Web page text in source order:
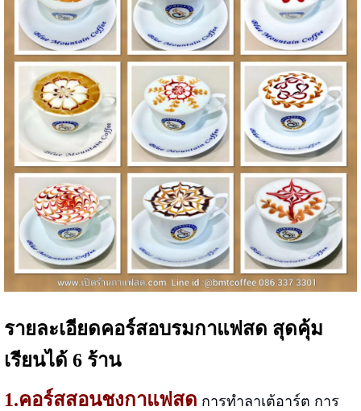
รายละเอียดคอร์สอบรมกาแฟสด สุดคุ้ม
เรียนได้ 6 ร้าน
1.คอร์สสอนชงกาแฟสด การทำลาเต้อาร์ต การ